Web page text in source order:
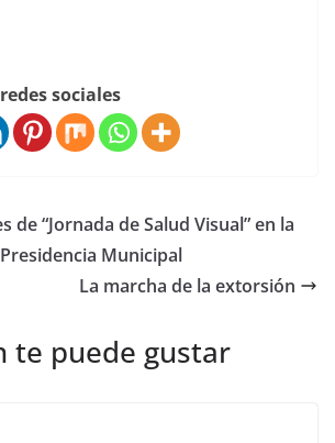
sociales
de “Jornada de Salud Visual” en la
Municipal
La marcha de la extorsión
te puede gustar